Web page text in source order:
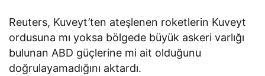
Reuters, Kuveyt’ten ateşlenen roketlerin Kuveyt
ordusuna mı yoksa bölgede büyük askeri varlığı
bulunan ABD güçlerine mi ait olduğunu
doğrulayamadığını aktardı.